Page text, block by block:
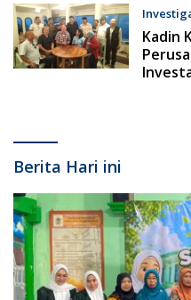
Kadin
Berita Hari ini